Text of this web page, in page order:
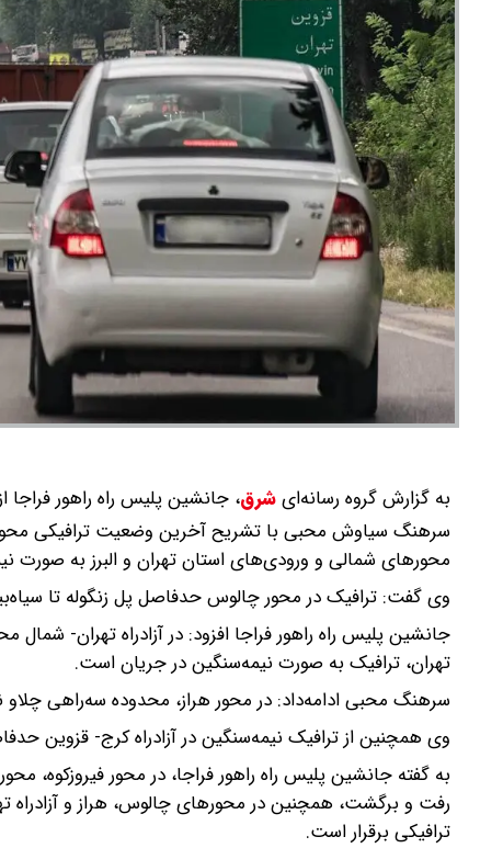
به گزارش گروه رسانه‌ایشرق، جانشین پلیس راه راهور فراجا
سرهنگ سیاوش محبی با تشریح آخرین وضعیت ترافیکی
محورهای شمالی و ورودی‌های استان تهران و البرز به صورت
وی گفت: ترافیک در محور چالوس حدفاصل پل زنگوله تا
تهران، ترافیک به صورت نیمه‌سنگین در جریان است.
سرهنگ محبی ادامه‌داد: در محور هراز، محدوده سه‌راهی
وی همچنین از ترافیک نیمه‌سنگین در آزادراه کرج- قزوین
به گفته جانشین پلیس راه راهور فراجا، در محور فیروزکوه،
رفت و برگشت، همچنین در محورهای چالوس، هراز و آزادراه
ترافیکی برقرار است.